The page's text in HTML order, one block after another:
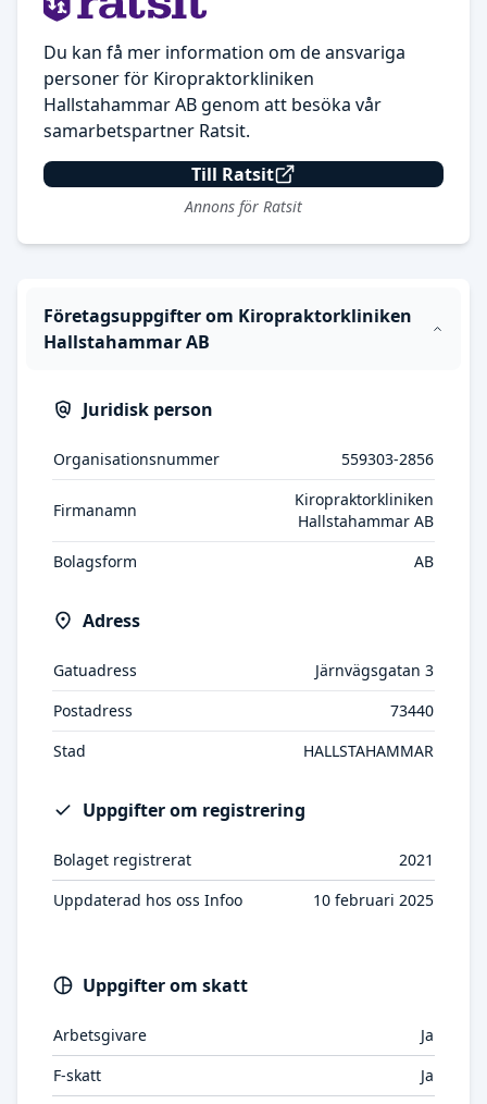
Du kan få mer information om de ansvariga
personer för Kiropraktorkliniken
Hallstahammar AB genom att besöka vår
samarbetspartner Ratsit.
Till Ratsit
Annons för Ratsit
Företagsuppgifter om Kiropraktorkliniken
Hallstahammar AB
Juridisk person
Organisationsnummer 559303-2856
Firmanamn
Kiropraktorkliniken
Hallstahammar AB
Bolagsform
AB
Adress
Gatuadress
Järnvägsgatan 3
Postadress
73440
Stad
HALLSTAHAMMAR
Uppgifter om registrering
Bolaget registrerat
2021
Uppdaterad hos oss Infoo
10 februari 2025
Uppgifter om skatt
Arbetsgivare
Ja
F-skatt
Ja